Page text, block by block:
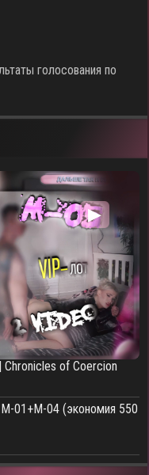
голосования по
▶
Chronicles of Coercion
01+M-04 (экономия 550